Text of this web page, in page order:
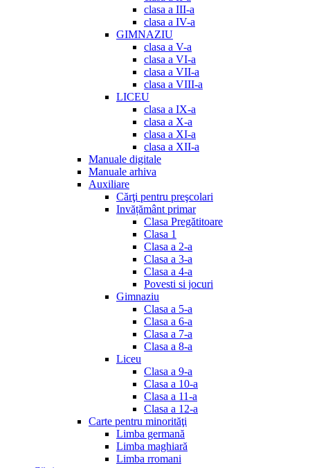
clasa a III-a
clasa a IV-a
GIMNAZIU
clasa a V-a
clasa a VI-a
clasa a VII-a
clasa a VIII-a
LICEU
clasa a IX-a
clasa a X-a
clasa a XI-a
clasa a XII-a
Manuale digitale
Manuale arhiva
Auxiliare
Cărţi pentru preşcolari
Invățământ primar
Clasa Pregătitoare
Clasa 1
Clasa a 2-a
Clasa a 3-a
Clasa a 4-a
Povesti si jocuri
Gimnaziu
Clasa a 5-a
Clasa a 6-a
Clasa a 7-a
Clasa a 8-a
Liceu
Clasa a 9-a
Clasa a 10-a
Clasa a 11-a
Clasa a 12-a
Carte pentru minorităţi
Limba germană
Limba maghiară
Limba rromani